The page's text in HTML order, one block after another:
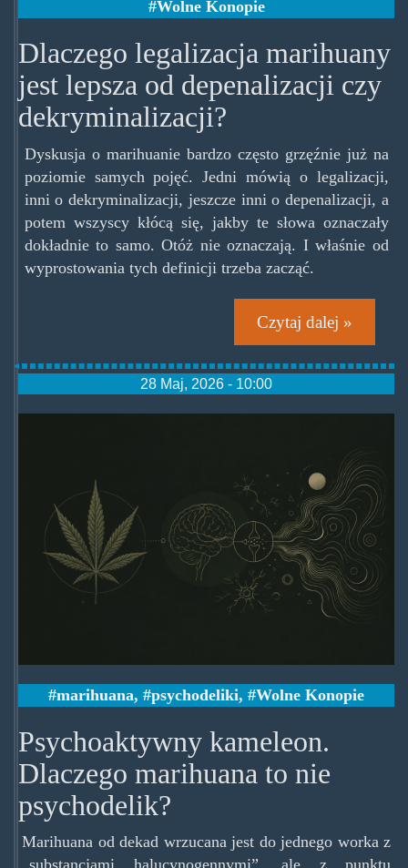
Wolne Konopie
Dlaczego legalizacja marihuany
jest lepsza od depenalizacji czy
dekryminalizacji?
Dyskusja o marihuanie bardzo często grzęźnie już na
poziomie samych pojęć. Jedni mówią o legalizacji,
inni o dekryminalizacji, jeszcze inni o depenalizacji, a
potem wszyscy kłócą się, jakby te słowa oznaczały
dokładnie to samo. Otóż nie oznaczają. I właśnie od
wyprostowania tych definicji trzeba zacząć.
Czytaj dalej »
28 Maj, 2026 - 10:00
marihuana, psychodeliki, Wolne Konopie
Psychoaktywny kameleon.
Dlaczego marihuana to nie
psychodelik?
Marihuana od dekad wrzucana jest do jednego worka z